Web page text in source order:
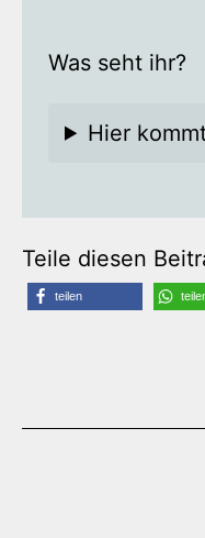
Was seht ihr?
Hier
Teile diesen
teilen